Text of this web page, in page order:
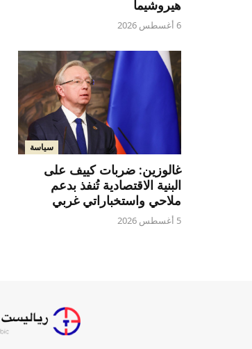
هيروشيما
6 أغسطس 2026
سياسة
غالوزين: ضربات كييف على
البنية الاقتصادية تُنفذ بدعم
ملاحي واستخباراتي غربي
5 أغسطس 2026